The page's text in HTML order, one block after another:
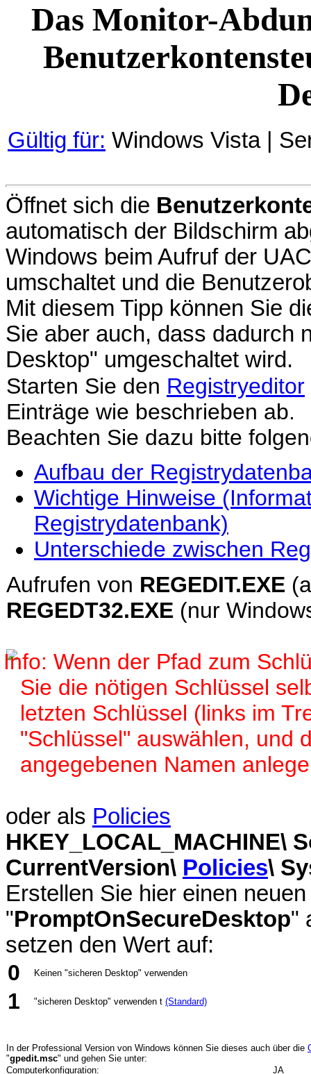
Das Monitor-
Gültig für: Windows Vista |
Öffnet sich die
automatisch der Bildschirm
Windows beim Aufruf der
umschaltet und die
Mit diesem Tipp können Sie
Sie aber auch, dass dadurch
Desktop" umgeschaltet wird.
Starten Sie den Registryeditor
Einträge wie beschrieben ab.
Beachten Sie dazu bitte
Aufbau der
Wichtige Hinweise
Registrydatenbank)
Unterschiede zwischen
Aufrufen von REGEDIT.EXE
REGEDT32.EXE (nur
Wenn der Pfad zum
Sie die nötigen Schlüssel
letzten Schlüssel (links im
"Schlüssel" auswählen, und
angegebenen Namen
oder als Policies
HKEY_LOCAL_MACHINE\
CurrentVersion\ Policies\
Erstellen Sie hier einen
"PromptOnSecureDesktop"
setzen den Wert auf:
0
Keinen "sicheren Desktop" verwenden
1 "sicheren Desktop" verwenden t (Standard)
In der Professional Version von Windows können Sie dieses auch über die
"gpedit.msc" und gehen Sie unter:
Computerkonfiguration:
JA